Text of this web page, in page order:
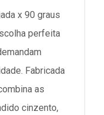
x 90 graus
perfeita
Fabricada
as
cinzento,